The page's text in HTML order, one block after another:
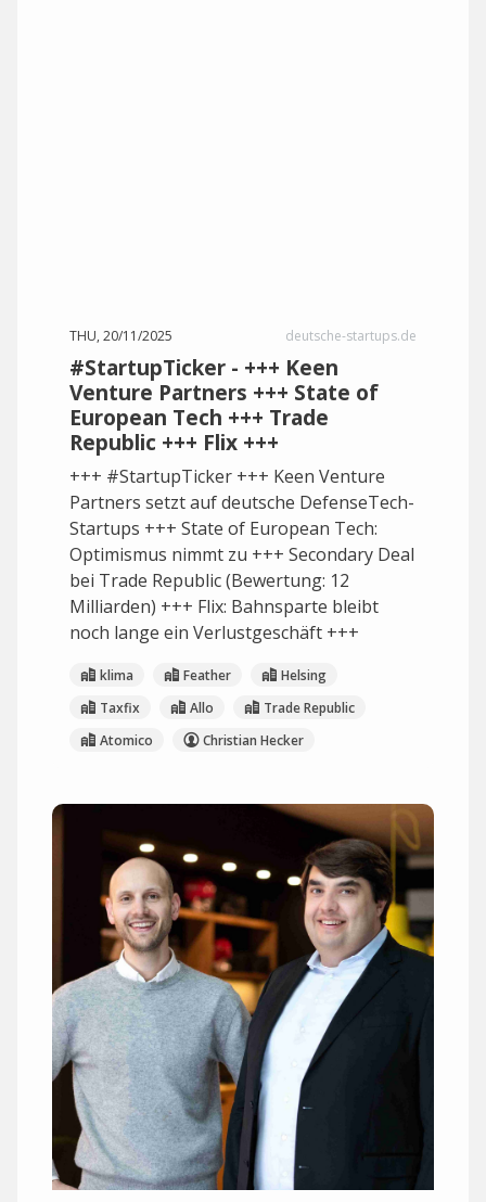
THU, 20/11/2025 deutsche-startups.de
#StartupTicker - +++ Keen
Venture Partners +++ State of
European Tech +++ Trade
Republic +++ Flix +++
+++ #StartupTicker +++ Keen Venture
Partners setzt auf deutsche DefenseTech-
Startups +++ State of European Tech:
Optimismus nimmt zu +++ Secondary Deal
bei Trade Republic (Bewertung: 12
Milliarden) +++ Flix: Bahnsparte bleibt
noch lange ein Verlustgeschäft +++
klima Feather
Helsing
Taxfix
Allo
Trade Republic
Atomico
Christian Hecker